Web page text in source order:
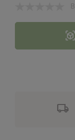
view_in_ar
local_shipping